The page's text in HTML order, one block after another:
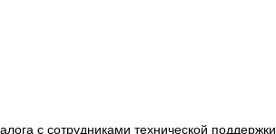
с сотрудниками технической поддержки